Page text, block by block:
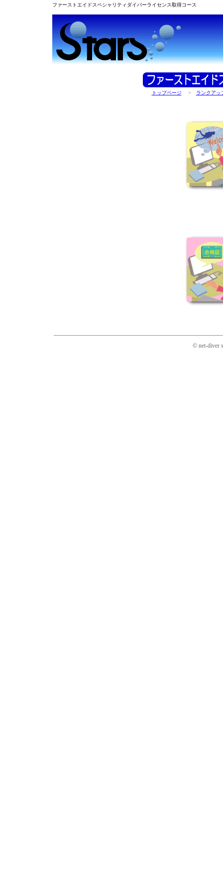
ファーストエイドスペシャリティダイバーライセンス取得コース
トップページ > ランクアッ
© net-diver